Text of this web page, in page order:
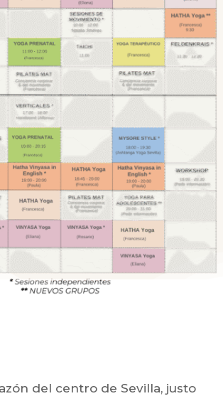
del centro de Sevilla, justo